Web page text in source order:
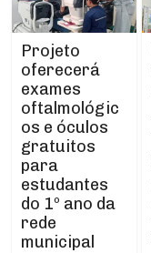
Projeto
oferecerá
exames
oftalmológic
os e óculos
gratuitos
para
estudantes
do 1º ano da
rede
municipal